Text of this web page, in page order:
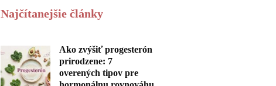
Najčítanejšie články
Ako zvýšiť progesterón
prirodzene: 7
overených tipov pre